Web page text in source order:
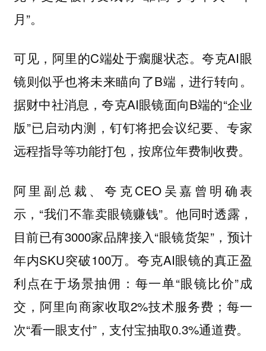
月”。
可见，阿里的C端处于瘸腿状态。夸克AI眼
镜则似乎也将未来瞄向了B端，进行转向。
据财中社消息，夸克AI眼镜面向B端的“企业
版”已启动内测，钉钉将把会议纪要、专家
远程指导等功能打包，按席位年费制收费。
阿里副总裁、夸克CEO吴嘉曾明确表
示，“我们不靠卖眼镜赚钱”。他同时透露，
目前已有3000家品牌接入“眼镜货架”，预计
年内SKU突破100万。夸克AI眼镜的真正盈
利点在于场景抽佣：每一单“眼镜比价”成
交，阿里向商家收取2%技术服务费；每一
次“看一眼支付”，支付宝抽取0.3%通道费。